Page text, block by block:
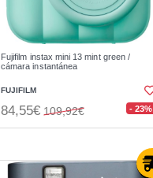
Fujifilm instax mini 13 mint green /
cámara instantánea
FUJIFILM
84,55€ 109,92€ - 23%